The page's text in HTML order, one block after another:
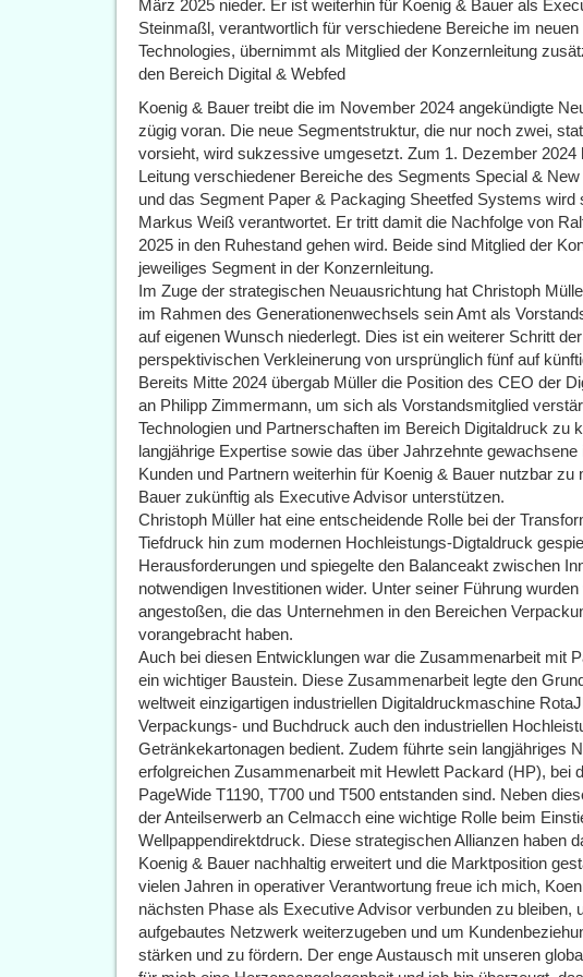
März 2025 nieder. Er ist weiterhin für Koenig & Bauer als
Steinmaßl, verantwortlich für verschiedene Bereiche im
Technologies, übernimmt als Mitglied der Konzernleitung
den Bereich Digital & Webfed
Koenig & Bauer treibt die im November 2024 angekündigte
zügig voran. Die neue Segmentstruktur, die nur noch zwei,
vorsieht, wird sukzessive umgesetzt. Zum 1. Dezember 2024
Leitung verschiedener Bereiche des Segments Special &
und das Segment Paper & Packaging Sheetfed Systems wird
Markus Weiß verantwortet. Er tritt damit die Nachfolge von
2025 in den Ruhestand gehen wird. Beide sind Mitglied der
jeweiliges Segment in der Konzernleitung.
Im Zuge der strategischen Neuausrichtung hat Christoph
im Rahmen des Generationenwechsels sein Amt als
auf eigenen Wunsch niederlegt. Dies ist ein weiterer Schritt
perspektivischen Verkleinerung von ursprünglich fünf auf
Bereits Mitte 2024 übergab Müller die Position des CEO der
an Philipp Zimmermann, um sich als Vorstandsmitglied
Technologien und Partnerschaften im Bereich Digitaldruck zu
langjährige Expertise sowie das über Jahrzehnte
Kunden und Partnern weiterhin für Koenig & Bauer nutzbar zu
Bauer zukünftig als Executive Advisor unterstützen.
Christoph Müller hat eine entscheidende Rolle bei der
Tiefdruck hin zum modernen Hochleistungs-Digtaldruck
Herausforderungen und spiegelte den Balanceakt zwischen
notwendigen Investitionen wider. Unter seiner Führung
angestoßen, die das Unternehmen in den Bereichen
vorangebracht haben.
Auch bei diesen Entwicklungen war die Zusammenarbeit mit
ein wichtiger Baustein. Diese Zusammenarbeit legte den
weltweit einzigartigen industriellen Digitaldruckmaschine
Verpackungs- und Buchdruck auch den industriellen
Getränkekartonagen bedient. Zudem führte sein langjähriges
erfolgreichen Zusammenarbeit mit Hewlett Packard (HP), bei
PageWide T1190, T700 und T500 entstanden sind. Neben
der Anteilserwerb an Celmacch eine wichtige Rolle beim
Wellpappendirektdruck. Diese strategischen Allianzen haben
Koenig & Bauer nachhaltig erweitert und die Marktposition
vielen Jahren in operativer Verantwortung freue ich mich,
nächsten Phase als Executive Advisor verbunden zu bleiben,
aufgebautes Netzwerk weiterzugeben und um
stärken und zu fördern. Der enge Austausch mit unseren